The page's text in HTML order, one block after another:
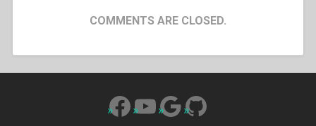
COMMENTS ARE CLOSED.
Facebook
YouTube
Google
GitHub